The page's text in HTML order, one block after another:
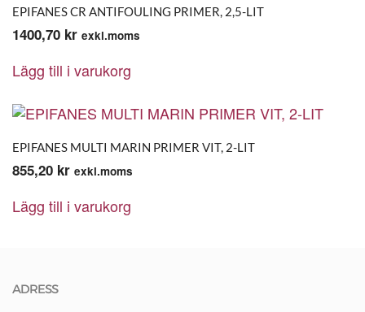
EPIFANES CR ANTIFOULING PRIMER, 2,5-LIT
1400,70 kr exkl.moms
Lägg till i varukorg
EPIFANES MULTI MARIN PRIMER VIT, 2-LIT
855,20 kr exkl.moms
Lägg till i varukorg
ADRESS